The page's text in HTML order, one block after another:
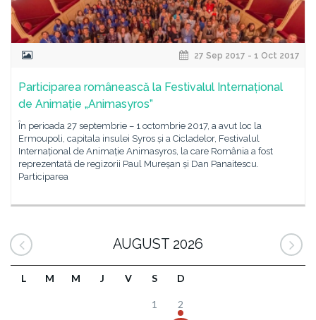
27 Sep 2017 - 1 Oct 2017
Participarea românească la Festivalul Internațional
de Animație „Animasyros”
În perioada 27 septembrie – 1 octombrie 2017, a avut loc la
Ermoupoli, capitala insulei Syros și a Cicladelor, Festivalul
Internațional de Animație Animasyros, la care România a fost
reprezentată de regizorii Paul Mureșan și Dan Panaitescu.
Participarea
AUGUST 2026
L M M J V S D
1 2